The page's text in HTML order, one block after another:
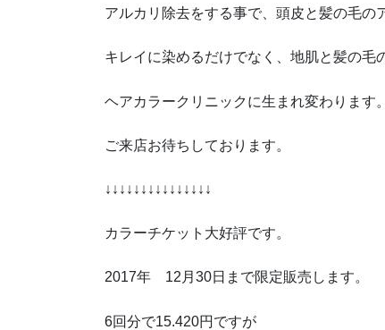
アルカリ除去をする事で、頭皮と髪の毛の
キレイに染めるだけでなく、地肌と髪の毛
ヘアカラークリニックに生まれ変わります。
ご来店お待ちしております。
↓↓↓↓↓↓↓↓↓↓↓↓↓↓↓
カラーチケット大好評です。
2017年 12月30日まで限定販売します。
6回分で15.420円ですが